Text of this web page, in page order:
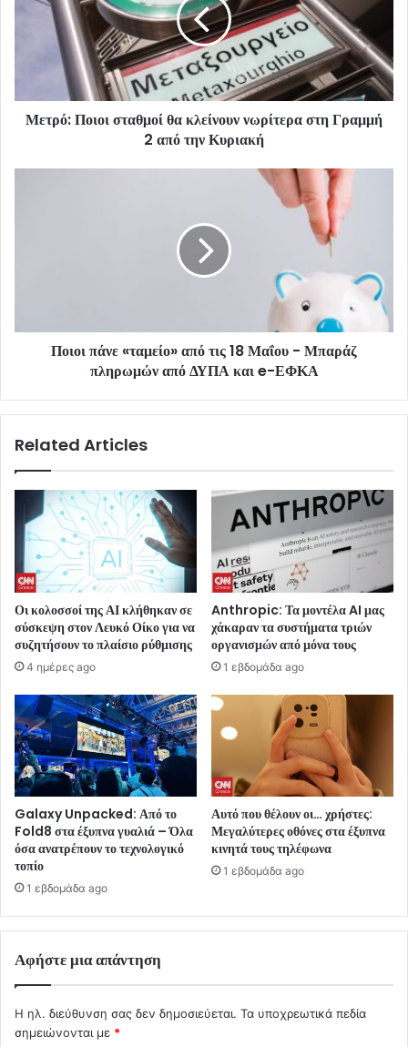
Μετρό: Ποιοι σταθμοί θα κλείνουν νωρίτερα στη Γραμμή
2 από την Κυριακή
Ποιοι πάνε «ταμείο» από τις 18 Μαΐου - Μπαράζ
πληρωμών από ΔΥΠΑ και e-ΕΦΚΑ
Related Articles
Οι κολοσσοί της ΑΙ κλήθηκαν σε
σύσκεψη στον Λευκό Οίκο για να
συζητήσουν το πλαίσιο ρύθμισης
4 ημέρες ago
Anthropic: Τα μοντέλα AI μας
χάκαραν τα συστήματα τριών
οργανισμών από μόνα τους
1 εβδομάδα ago
Galaxy Unpacked: Από το
Fold8 στα έξυπνα γυαλιά – Όλα
όσα ανατρέπουν το τεχνολογικό
τοπίο
1 εβδομάδα ago
Αυτό που θέλουν οι… χρήστες:
Μεγαλύτερες οθόνες στα έξυπνα
κινητά τους τηλέφωνα
1 εβδομάδα ago
Αφήστε μια απάντηση
Η ηλ. διεύθυνση σας δεν δημοσιεύεται. Τα υποχρεωτικά πεδία
σημειώνονται με *